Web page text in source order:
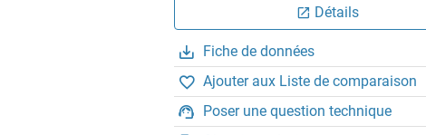
Détails
Fiche de données
Ajouter aux Liste de comparaison
Poser une question technique